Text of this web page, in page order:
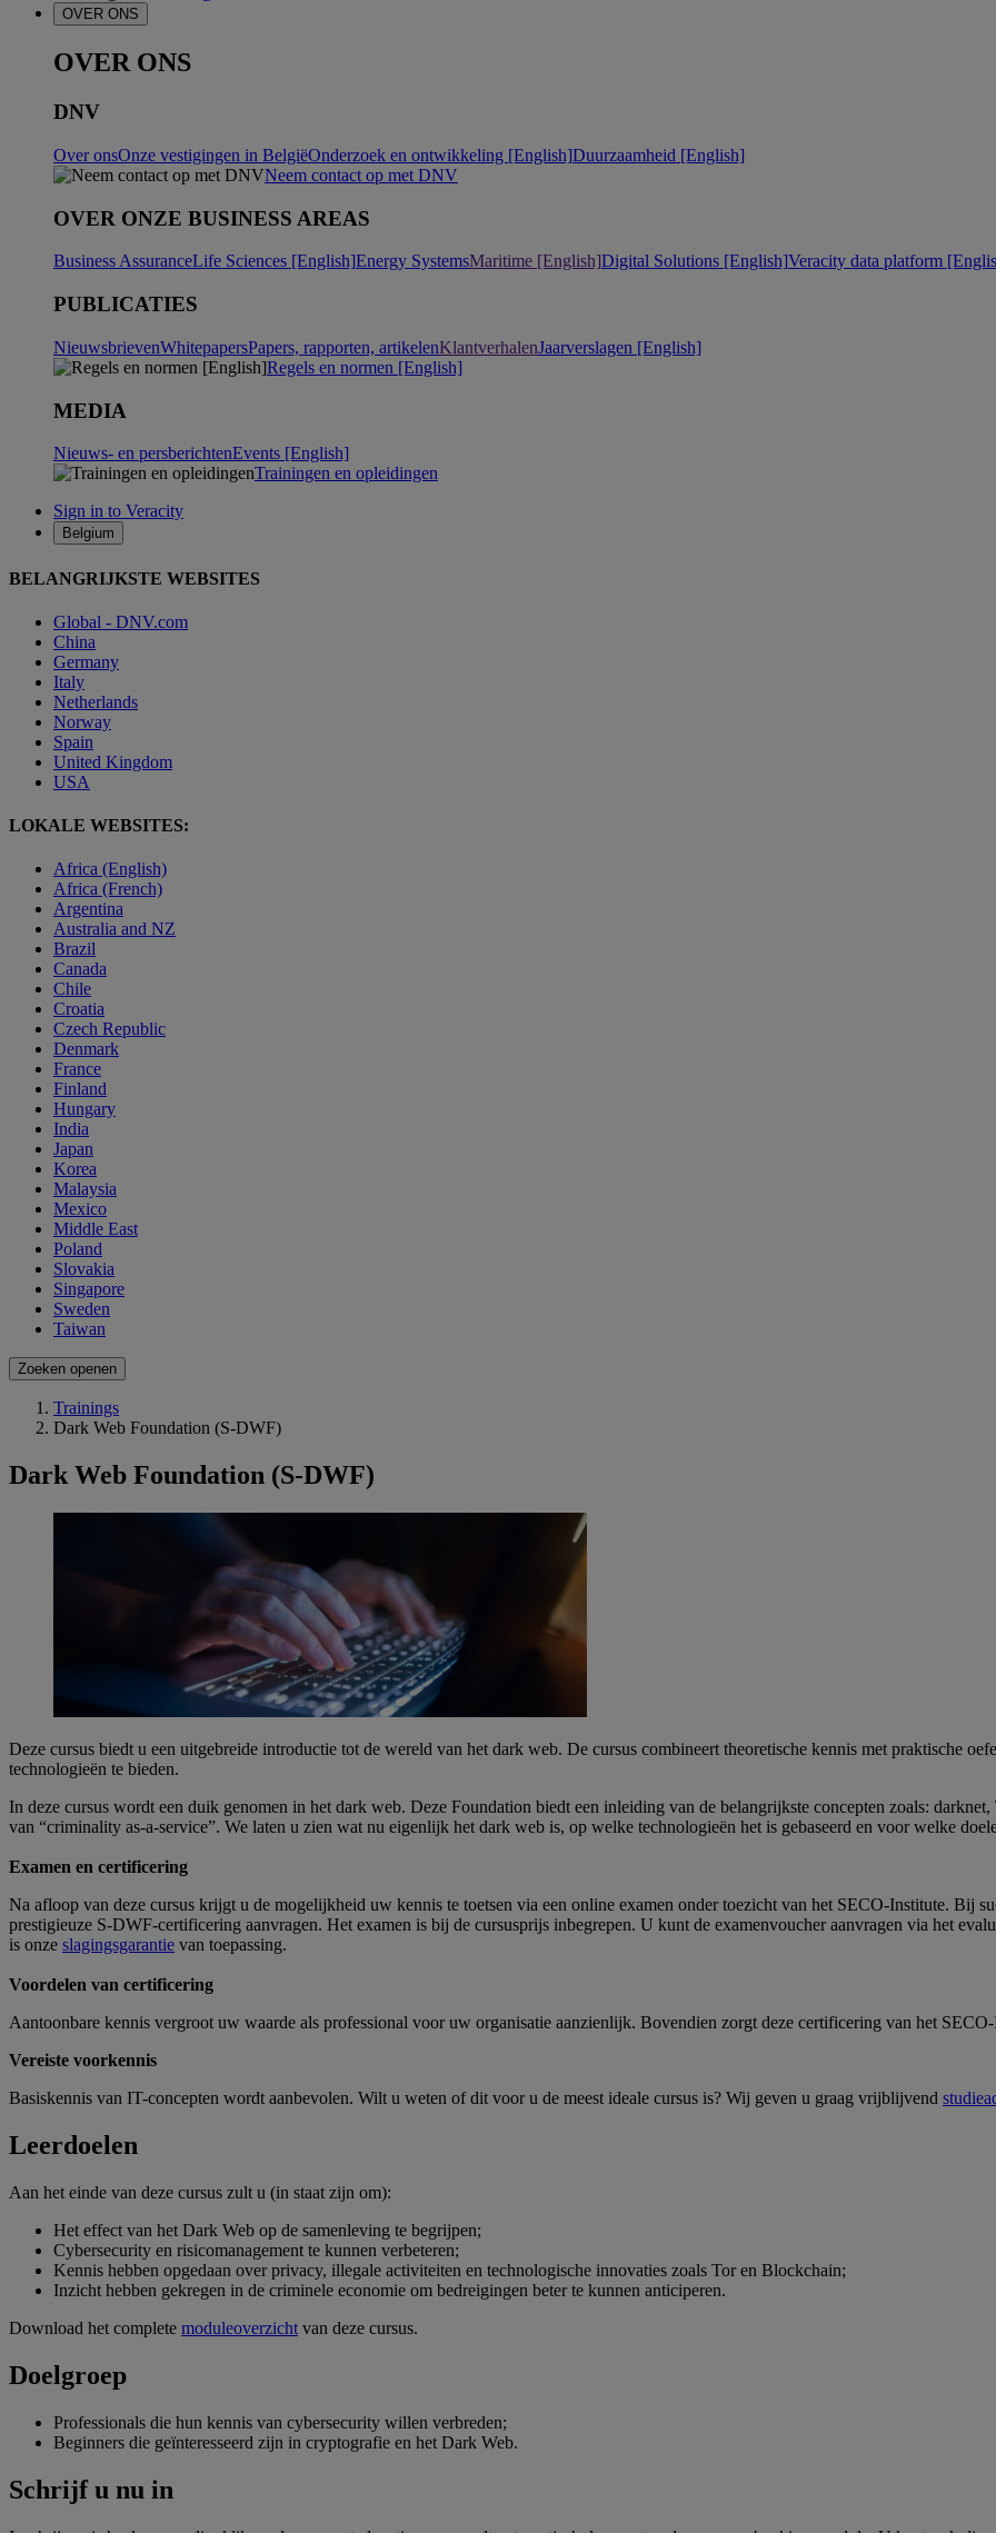
OVER ONS
OVER ONS
DNV
Over onsOnze vestigingen in BelgiëOnderzoek en ontwikkeling [English]Duurzaamheid [English]
Neem contact op met DNV
OVER ONZE BUSINESS AREAS
Business AssuranceLife Sciences [English]Energy SystemsMaritime [English]Digital Solutions [English]Veracity data platform
PUBLICATIES
NieuwsbrievenWhitepapersPapers, rapporten, artikelenKlantverhalenJaarverslagen [English]
Regels en normen [English]
MEDIA
Nieuws- en persberichtenEvents [English]
Trainingen en opleidingen
Sign in to Veracity
Belgium
BELANGRIJKSTE WEBSITES
Global - DNV.com
China
Germany
Italy
Netherlands
Norway
Spain
United Kingdom
USA
LOKALE WEBSITES:
Africa (English)
Africa (French)
Argentina
Australia and NZ
Brazil
Canada
Chile
Croatia
Czech Republic
Denmark
France
Finland
Hungary
India
Japan
Korea
Malaysia
Mexico
Middle East
Poland
Slovakia
Singapore
Sweden
Taiwan
Zoeken openen
Trainings
Dark Web Foundation (S-DWF)
Dark Web Foundation (S-DWF)
Deze cursus biedt u een uitgebreide introductie tot de wereld van het dark web. De cursus combineert theoretische kennis met praktische
technologieën te bieden.
In deze cursus wordt een duik genomen in het dark web. Deze Foundation biedt een inleiding van de belangrijkste concepten zoals:
van “criminality as-a-service”. We laten u zien wat nu eigenlijk het dark web is, op welke technologieën het is gebaseerd en voor welke
Examen en certificering
Na afloop van deze cursus krijgt u de mogelijkheid uw kennis te toetsen via een online examen onder toezicht van het SECO-Institute. Bij
prestigieuze S-DWF-certificering aanvragen. Het examen is bij de cursusprijs inbegrepen. U kunt de examenvoucher aanvragen via het
is onze slagingsgarantie van toepassing.
Voordelen van certificering
Aantoonbare kennis vergroot uw waarde als professional voor uw organisatie aanzienlijk. Bovendien zorgt deze certificering van het
Vereiste voorkennis
Basiskennis van IT-concepten wordt aanbevolen. Wilt u weten of dit voor u de meest ideale cursus is? Wij geven u graag vrijblijvend
Leerdoelen
Aan het einde van deze cursus zult u (in staat zijn om):
Het effect van het Dark Web op de samenleving te begrijpen;
Cybersecurity en risicomanagement te kunnen verbeteren;
Kennis hebben opgedaan over privacy, illegale activiteiten en technologische innovaties zoals Tor en Blockchain;
Inzicht hebben gekregen in de criminele economie om bedreigingen beter te kunnen anticiperen.
Download het complete moduleoverzicht van deze cursus.
Doelgroep
Professionals die hun kennis van cybersecurity willen verbreden;
Beginners die geïnteresseerd zijn in cryptografie en het Dark Web.
Schrijf u nu in